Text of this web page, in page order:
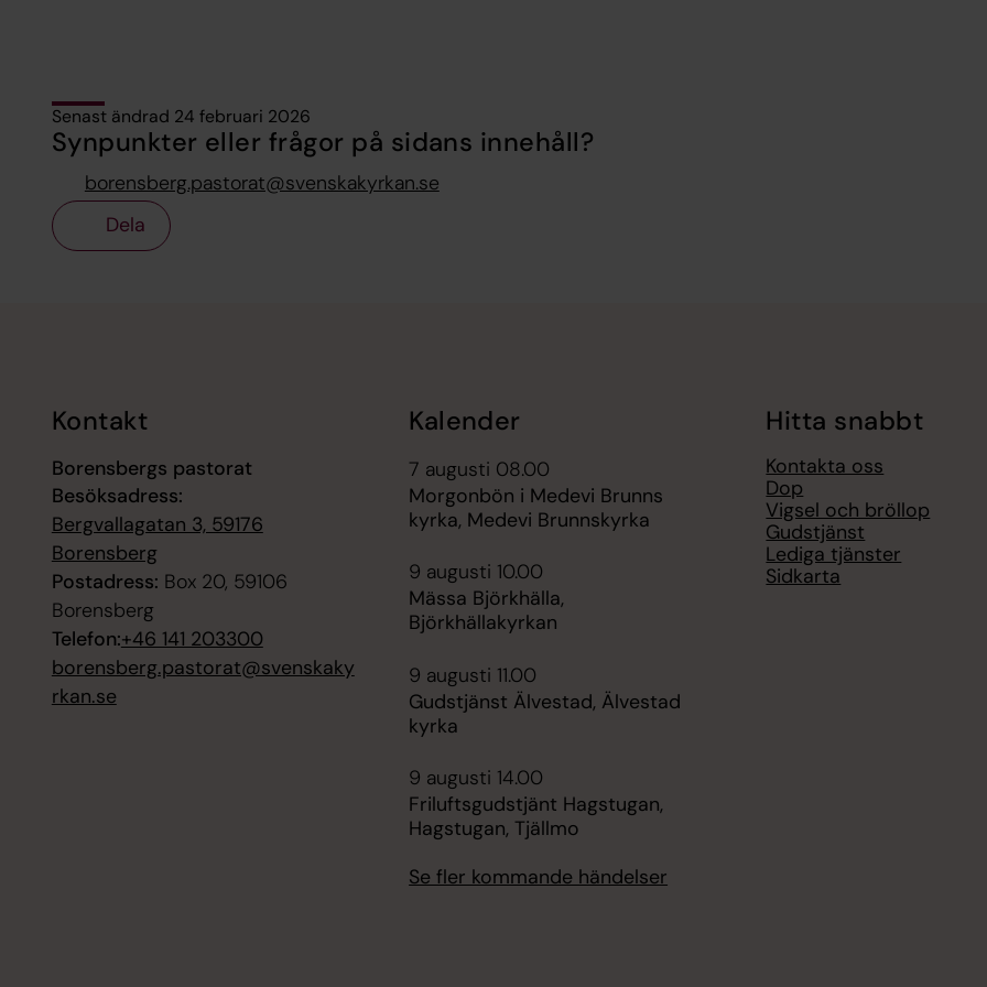
Senast ändrad 24 februari 2026
Synpunkter eller frågor på sidans innehåll?
borensberg.pastorat@svenskakyrkan.se
Dela
Kontakt
Borensbergs pastorat
Besöksadress:
Bergvallagatan 3, 59176
Borensberg
Postadress: Box 20, 59106
Borensberg
Telefon:+46 141 203300
borensberg.pastorat@svenskaky
rkan.se
Kalender
7 augusti 08.00
Morgonbön i Medevi Brunns
kyrka, Medevi Brunnskyrka
9 augusti 10.00
Mässa Björkhälla,
Björkhällakyrkan
9 augusti 11.00
Gudstjänst Älvestad, Älvestad
kyrka
9 augusti 14.00
Friluftsgudstjänt Hagstugan,
Hagstugan, Tjällmo
Se fler kommande händelser
Hitta snabbt
Kontakta oss
Dop
Vigsel och bröllop
Gudstjänst
Lediga tjänster
Sidkarta